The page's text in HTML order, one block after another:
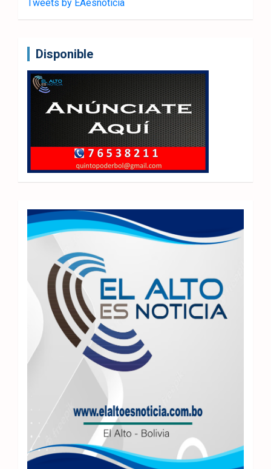
Tweets by EAesnoticia
Disponible